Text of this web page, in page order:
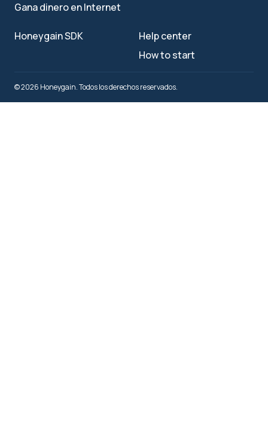
Gana dinero en Internet
Honeygain SDK
Help center
How to start
© 2026 Honeygain. Todos los derechos reservados.